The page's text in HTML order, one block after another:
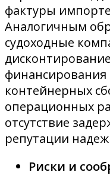
фактуры
Аналогичным
судоходные
контейнерных
операционных
отсутствие
репутации
Риски и